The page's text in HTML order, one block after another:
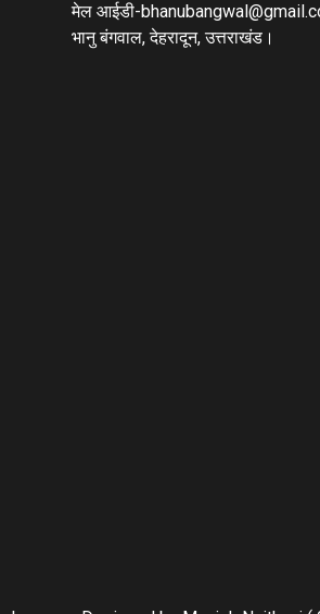
मेल आईडी-
भानु बंगवाल, देहरादून, उत्तराखंड।